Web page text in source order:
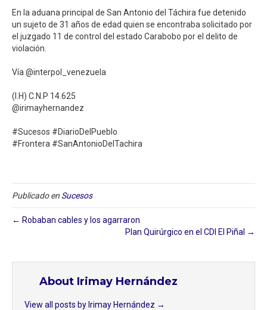
En la aduana principal de San Antonio del Táchira fue detenido
un sujeto de 31 años de edad quien se encontraba solicitado por
el juzgado 11 de control del estado Carabobo por el delito de
violación.⁣
Vía @interpol_venezuela⁣
(I.H) C.N.P 14.625⁣
@irimayhernandez⁣
#Sucesos #DiarioDelPueblo⁣
#Frontera #SanAntonioDelTachira
Publicado en Sucesos
← Robaban cables y los agarraron⁣
Plan Quirúrgico en el CDI El Piñal →
About Irimay Hernández
View all posts by Irimay Hernández →